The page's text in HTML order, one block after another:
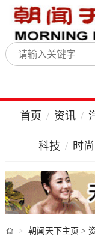
首页 资讯
科技 时尚
 朝闻天下主页 >